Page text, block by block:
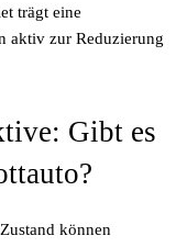
trägt eine
aktiv zur Reduzierung
Gibt es
können